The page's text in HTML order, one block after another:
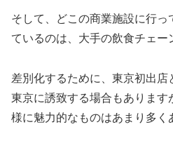
そして、どこの商業施設に行っ
ているのは、大手の飲食チェー
差別化するために、東京初出
東京に誘致する場合もあります
様に魅力的なものはあまり多く